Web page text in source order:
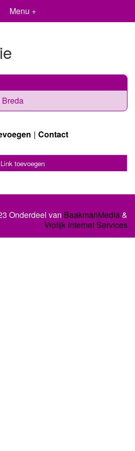
Menu +
Contact
Link toevoegen
Onderdeel van BaakmanMedia&
Vrolijk Internet Services